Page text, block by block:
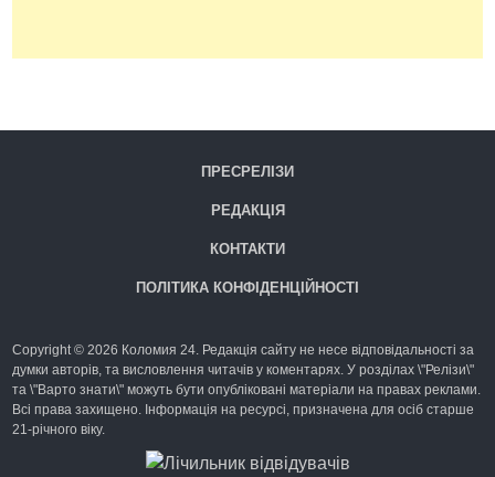
ПРЕСРЕЛІЗИ
РЕДАКЦІЯ
КОНТАКТИ
ПОЛІТИКА КОНФІДЕНЦІЙНОСТІ
Copyright © 2026 Коломия 24. Редакція сайту не несе відповідальності за
думки авторів, та висловлення читачів у коментарях. У розділах \"Релізи\"
та \"Варто знати\" можуть бути опубліковані матеріали на правах реклами.
Всі права захищено. Інформація на ресурсі, призначена для осіб старше
21-річного віку.